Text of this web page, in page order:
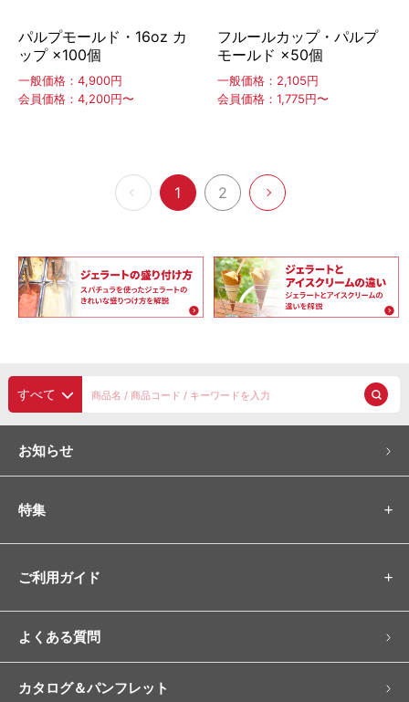
パルプモールド・16oz カ
ップ ×100個
一般価格：4,900円
会員価格：4,200円〜
フルールカップ・パルプ
モールド ×50個
一般価格：2,105円
会員価格：1,775円〜
1 2
すべて
お知らせ
特集
ご利用ガイド
よくある質問
カタログ＆パンフレット